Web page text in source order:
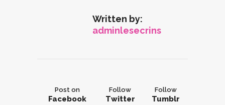
Written by:
adminlesecrins
Post on
Facebook
Follow
Twitter
Follow
Tumblr